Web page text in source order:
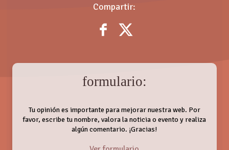
Compartir:
formulario:
Tu opinión es importante para mejorar nuestra web. Por
favor, escribe tu nombre, valora la noticia o evento y realiza
algún comentario. ¡Gracias!